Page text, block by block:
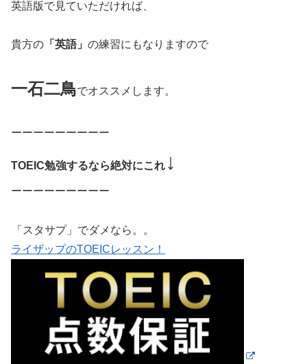
英語版で見ていただければ、
貴方の 「英語」 の練習にもなりますので
一石二鳥でオススメします。
ーーーーーーーーー
TOEIC勉強するなら絶対にこれ ↓
ーーーーーーーーー
「スタサプ」でダメなら。。
ライザップのTOEICレッスン！